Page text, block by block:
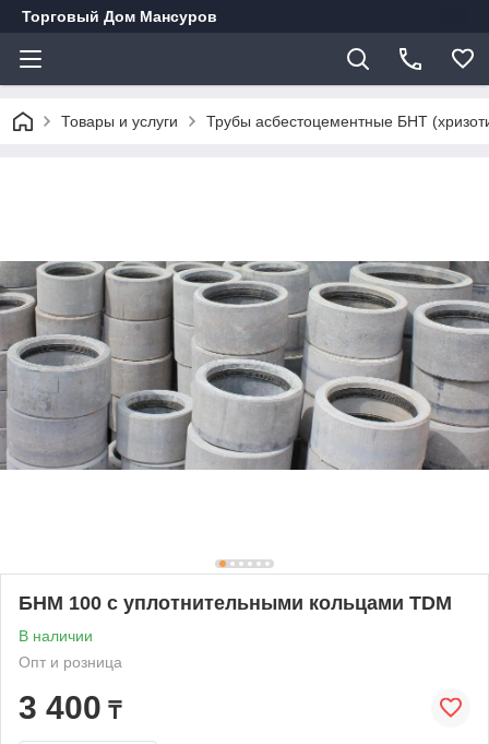
Торговый Дом Мансуров
Товары и услуги Трубы асбестоцементные БНТ
БНМ 100 с уплотнительными кольцами TDM
В наличии
Опт и розница
3 400 ₸